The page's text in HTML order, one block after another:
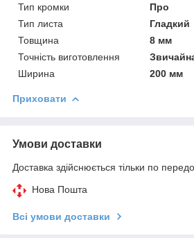
Тип кромки
Про
Тип листа
Гладкий
Товщина
8 мм
Точність виготовлення
Ширина
200 мм
Приховати
Умови доставки
Доставка здійснюється тільки по
Нова Пошта
Всі умови доставки